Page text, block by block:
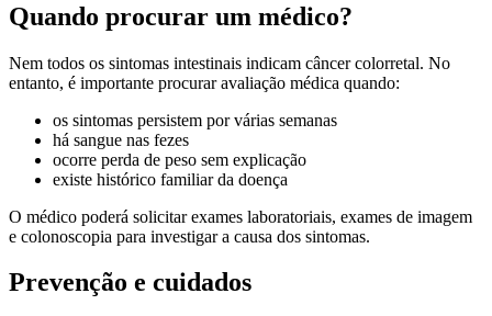
Quando procurar um médico?
Nem todos os sintomas intestinais indicam câncer colorretal. No
entanto, é importante procurar avaliação médica quando:
os sintomas persistem por várias semanas
há sangue nas fezes
ocorre perda de peso sem explicação
existe histórico familiar da doença
O médico poderá solicitar exames laboratoriais, exames de imagem
e colonoscopia para investigar a causa dos sintomas.
Prevenção e cuidados